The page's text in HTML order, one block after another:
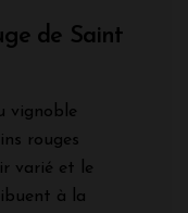
de Saint
vignoble
rouges
varié et le
à la